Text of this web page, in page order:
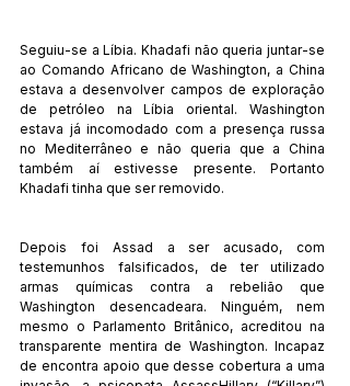
Seguiu-se a Líbia. Khadafi não queria juntar-se
ao Comando Africano de Washington, a China
estava a desenvolver campos de exploração
de petróleo na Líbia oriental. Washington
estava já incomodado com a presença russa
no Mediterrâneo e não queria que a China
também aí estivesse presente. Portanto
Khadafi tinha que ser removido.
Depois foi Assad a ser acusado, com
testemunhos falsificados, de ter utilizado
armas químicas contra a rebelião que
Washington desencadeara. Ninguém, nem
mesmo o Parlamento Britânico, acreditou na
transparente mentira de Washington. Incapaz
de encontra apoio que desse cobertura a uma